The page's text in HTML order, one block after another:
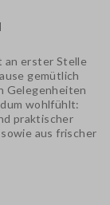
an erster Stelle
gemütlich
Gelegenheiten
wohlfühlt:
praktischer
aus frischer